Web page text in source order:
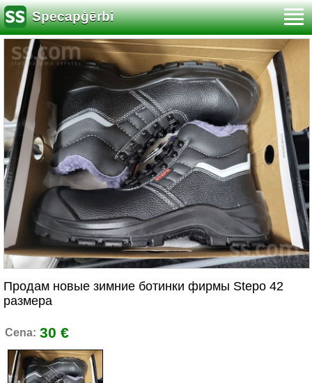
Specapģērbi
Продам новые зимние ботинки фирмы Stepo 42
размера
Cena: 30 €